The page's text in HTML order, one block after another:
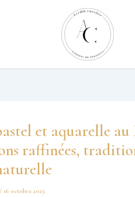
et aquarelle au
raffinées,
/ 16 octobre 2025